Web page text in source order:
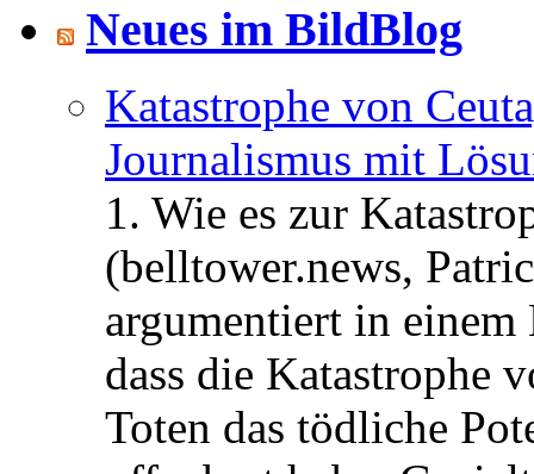
Neues im BildBlog
Katastrophe von
Journalismus mit
1. Wie es zur
(belltower.news,
argumentiert in
dass die Katastrophe
Toten das tödliche